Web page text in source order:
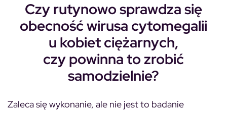
Czy rutynowo sprawdza się
obecność wirusa cytomegalii
u kobiet ciężarnych,
czy powinna to zrobić
samodzielnie?
Zaleca się wykonanie, ale nie jest to badanie